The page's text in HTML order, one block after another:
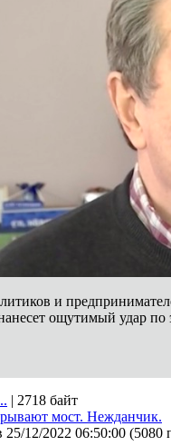
и
ощутимый удар
| 2718 байт
мост. Нежданчик.
25/12/2022 06:50:00 (5080